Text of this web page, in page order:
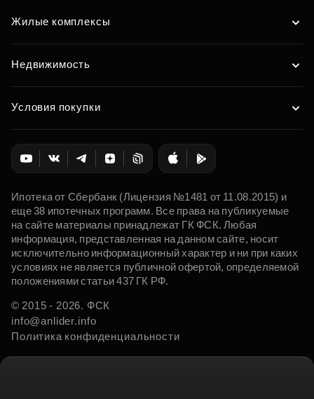
Жилые комплексы
Недвижимость
Условия покупки
Ипотека от Сбербанк (Лицензия №1481 от 11.08.2015) и
еще 38 ипотечных программ. Все права на публикуемые
на сайте материалы принадлежат ГК ФСК. Любая
информация, представленная на данном сайте, носит
исключительно информационный характер и ни при каких
условиях не является публичной офертой, определяемой
положениями статьи 437 ГК РФ.
© 2015 - 2026. ФСК
info@anlider.info
Политика конфиденциальности